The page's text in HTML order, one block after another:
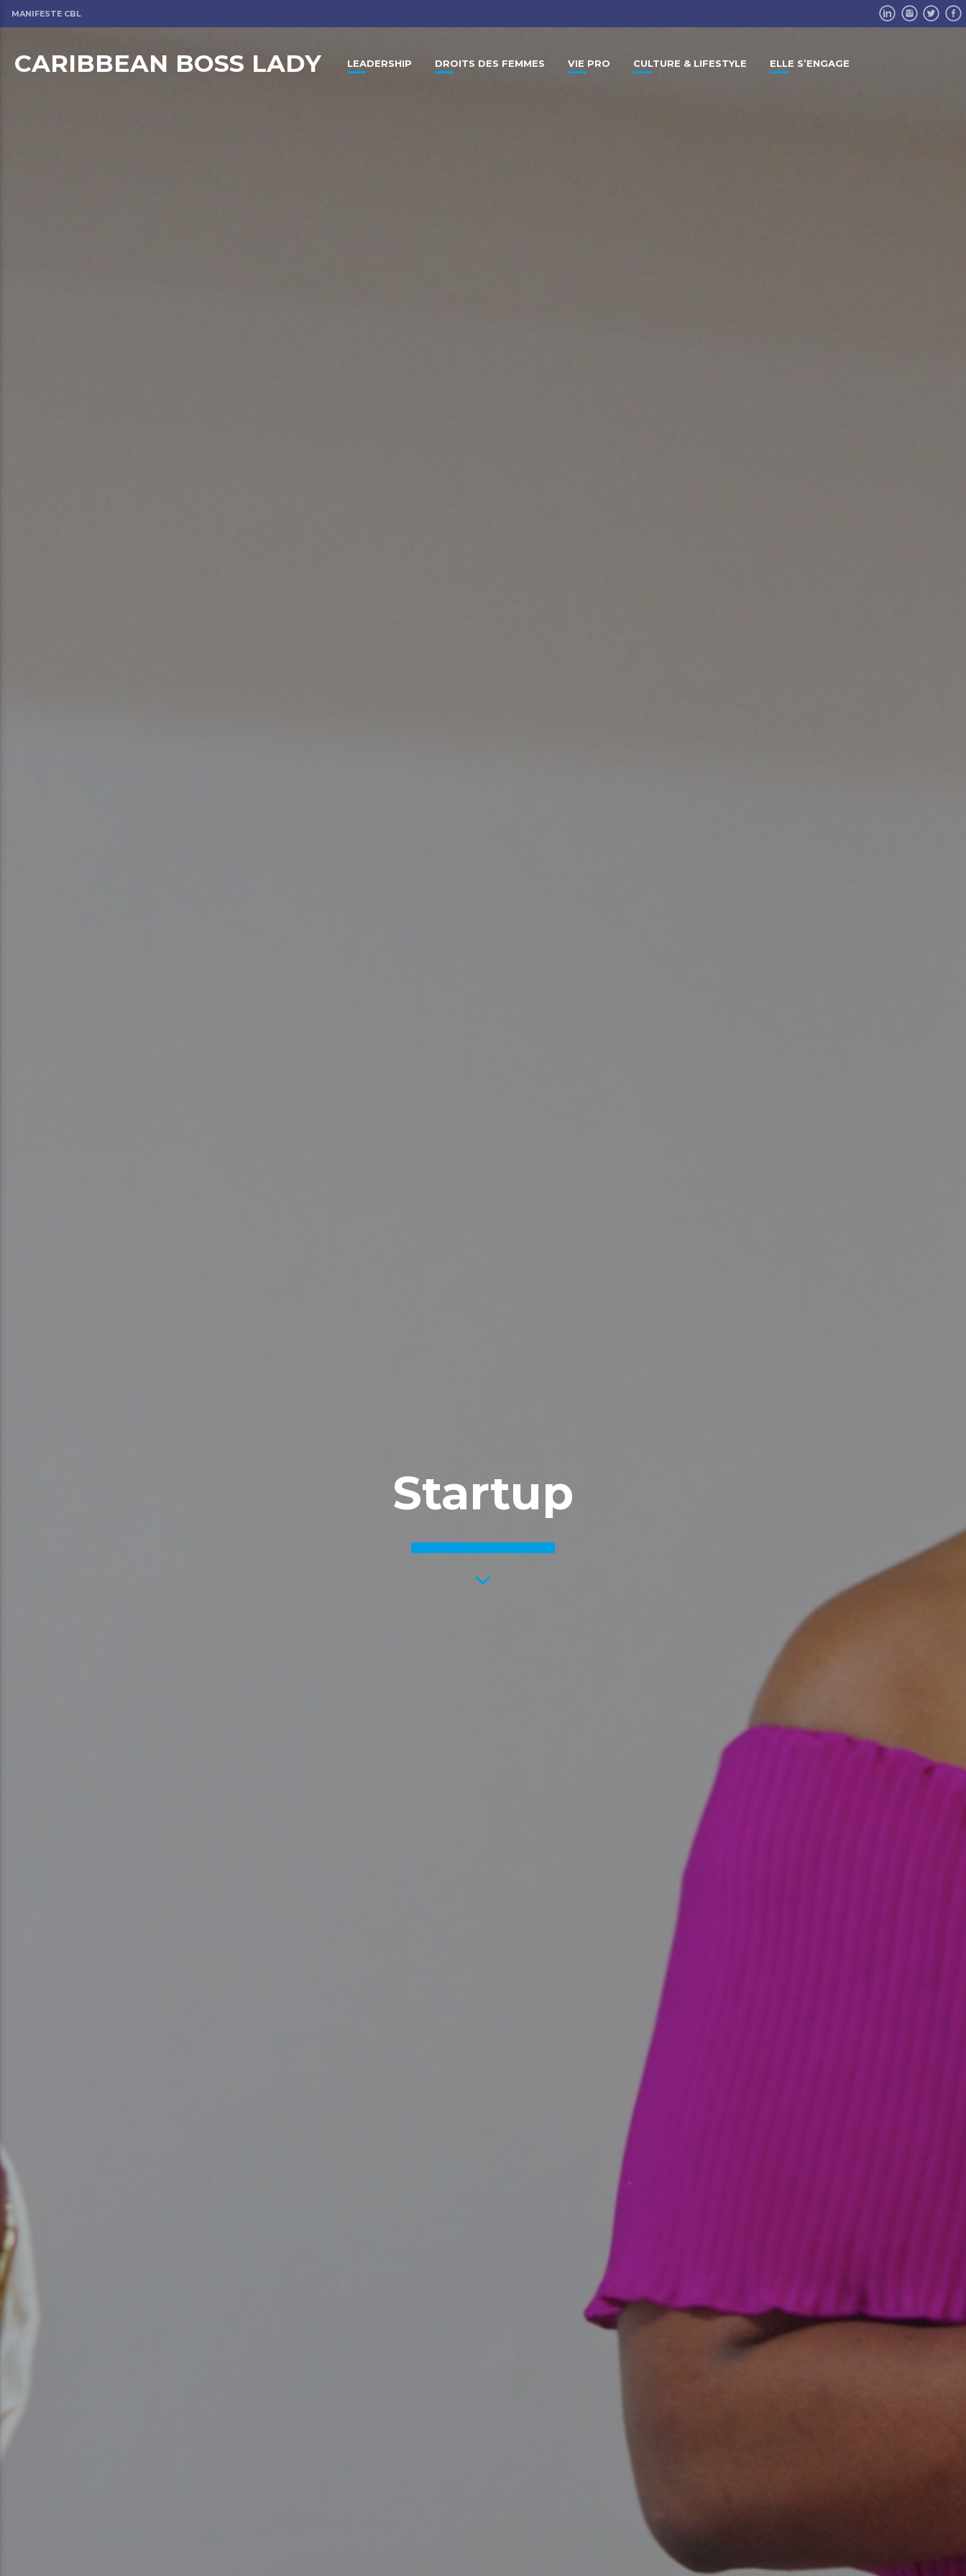
MANIFESTE CBL
CARIBBEAN BOSS LADY LEADERSHIP DROITS DES FEMMES VIE PRO CULTURE & LIFESTYLE ELLE S’ENGAGE
Startup